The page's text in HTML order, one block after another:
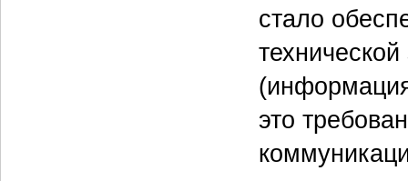
стало
это